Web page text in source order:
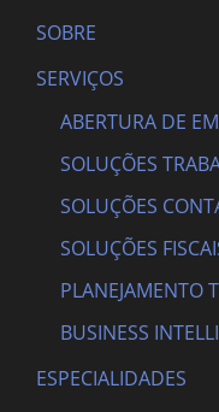
SOBRE
SERVIÇOS
ABERTURA DE
SOLUÇÕES
SOLUÇÕES
SOLUÇÕES
PLANEJAMENTO
BUSINESS
ESPECIALIDADES